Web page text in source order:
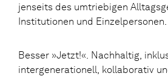
jenseits des umtriebigen
Institutionen und Einzelpersonen.
Besser »Jetzt!«. Nachhaltig,
intergenerationell, kollaborativ